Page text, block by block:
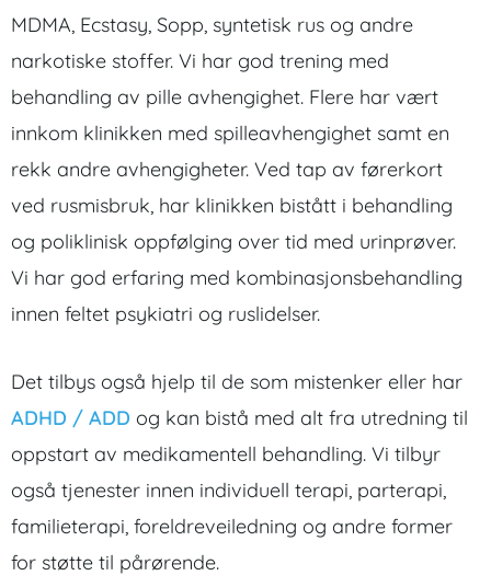
MDMA, Ecstasy, Sopp, syntetisk rus og andre
narkotiske stoffer. Vi har god trening med
behandling av pille avhengighet. Flere har vært
innkom klinikken med spilleavhengighet samt en
rekk andre avhengigheter. Ved tap av førerkort
ved rusmisbruk, har klinikken bistått i behandling
og poliklinisk oppfølging over tid med urinprøver.
Vi har god erfaring med kombinasjonsbehandling
innen feltet psykiatri og ruslidelser.
Det tilbys også hjelp til de som mistenker eller har
ADHD / ADD og kan bistå med alt fra utredning til
oppstart av medikamentell behandling. Vi tilbyr
også tjenester innen individuell terapi, parterapi,
familieterapi, foreldreveiledning og andre former
for støtte til pårørende.